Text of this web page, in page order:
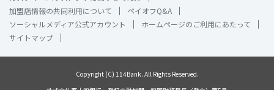
加盟店情報の共同利用について
ペイオフQ&A
ソーシャルメディア公式アカウント
ホームページのご利用にあたって
サイトマップ
Copyright (C) 114Bank. All Rights Reserved.